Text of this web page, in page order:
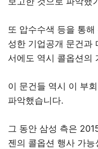
또 압수수색 등을 통
성한 기업공개 문건과
서에도 역시 콜옵션의
이 문건들 역시 이 부
파악했습니다.
그 동안 삼성 측은
젠의 콜옵션 행사 가